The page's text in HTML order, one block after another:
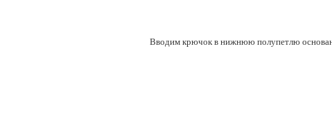
Вводим крючок в нижнюю полупетлю